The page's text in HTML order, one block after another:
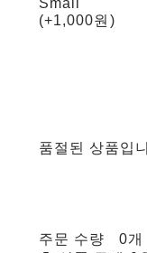
Small
(+1,000원)
품절된 상품입
주문 수량
0개